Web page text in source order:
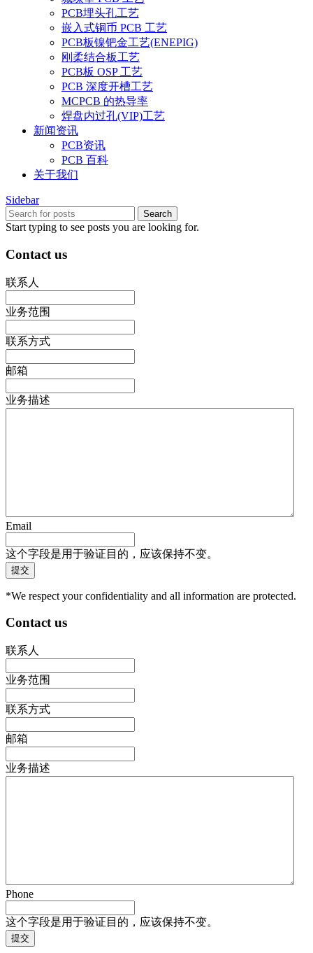
PCB埋头孔工艺
嵌入式铜币 PCB 工艺
PCB板镍钯金工艺(ENEPIG)
刚柔结合板工艺
PCB板 OSP 工艺
PCB 深度开槽工艺
MCPCB 的热导率
焊盘内过孔(VIP)工艺
新闻资讯
PCB资讯
PCB 百科
关于我们
Sidebar
Search
Start typing to see posts you are looking for.
Contact us
联系人
业务范围
联系方式
邮箱
业务描述
Email
这个字段是用于验证目的，应该保持不变。
*We respect your confidentiality and all information are protected.
Contact us
联系人
业务范围
联系方式
邮箱
业务描述
Phone
这个字段是用于验证目的，应该保持不变。